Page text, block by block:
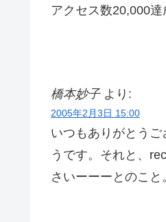
アクセス数20,000達
橋本妙子 より:
2005年2月3日 15:00
いつもありがとう
うです。それと、
さいーーーとのこと